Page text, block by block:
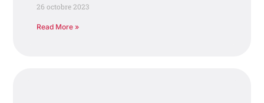
26 octobre 2023
Read More »